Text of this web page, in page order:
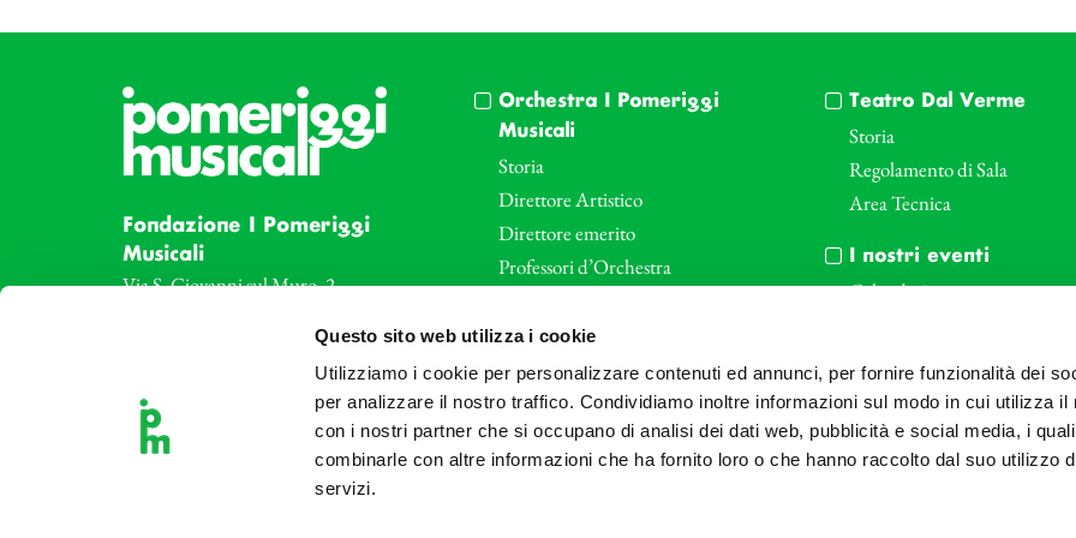
Questo sito web utilizza i cookie
Utilizziamo i cookie per personalizzare contenuti ed annunci, per fornire funzionalità dei
per analizzare il nostro traffico. Condividiamo inoltre informazioni sul modo in cui utilizza il
con i nostri partner che si occupano di analisi dei dati web, pubblicità e social media, i
combinarle con altre informazioni che ha fornito loro o che hanno raccolto dal suo utilizzo
servizi.
Fondazione I Pomeriggi
Musicali
Via S. Giovanni sul Muro, 2
Tel: +39 02 87905
Teatro Dal Verme
Via S. Giovanni sul Muro, 2
Orchestra I Pomeriggi
Musicali
Storia
Direttore Artistico
Direttore emerito
Professori d’Orchestra
Le sale
Art Bonus
Teatro Dal Verme
Storia
Regolamento di Sala
Area Tecnica
I nostri eventi
Calendario
Biglietteria
Archivio Fotografico